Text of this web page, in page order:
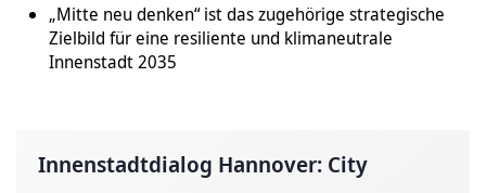
„Mitte neu denken“ ist das zugehörige strategische
Zielbild für eine resiliente und klimaneutrale
Innenstadt 2035
Innenstadtdialog Hannover: City